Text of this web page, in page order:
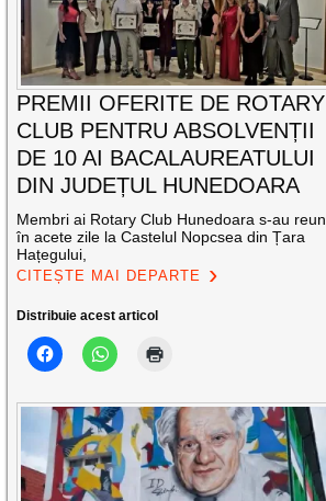
PREMII OFERITE DE ROTARY
CLUB PENTRU ABSOLVENȚII
DE 10 AI BACALAUREATULUI
DIN JUDEȚUL HUNEDOARA
Membri ai Rotary Club Hunedoara s-au
în acete zile la Castelul Nopcsea din Țara
Hațegului,
CITEȘTE MAI DEPARTE
Distribuie acest articol